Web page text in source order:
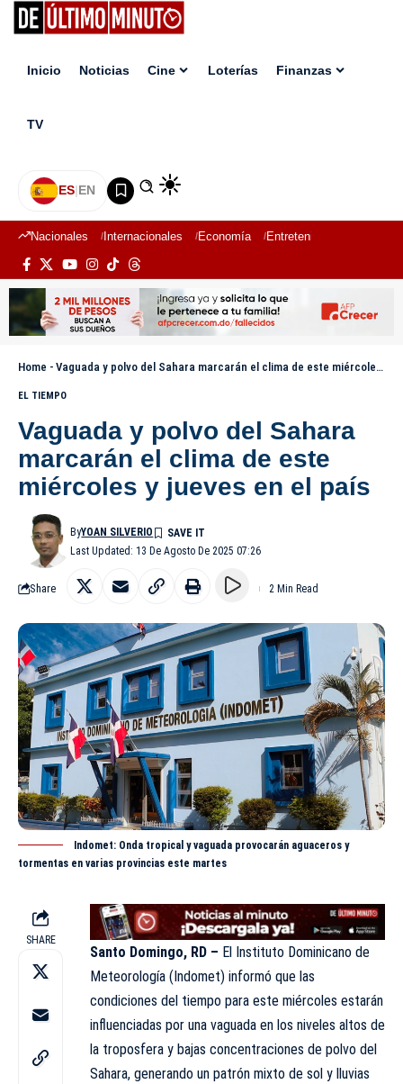
Inicio Noticias Cine Loterías Finanzas
TV
ES|EN
Nacionales Internacionales Economía Entretenimiento
Home - Vaguada y polvo del Sahara marcarán el clima de este miércoles y jueves en el país
EL TIEMPO
Vaguada y polvo del Sahara
marcarán el clima de este
miércoles y jueves en el país
Last Updated: 13 De Agosto De 2025 07:26
ByYOAN SILVERIO
Share 2 Min Read
Indomet: Onda tropical y vaguada provocarán aguaceros y
tormentas en varias provincias este martes
SHARE
Santo Domingo, RD – El Instituto Dominicano de
Meteorología ( Indomet) informó que las
condiciones del tiempo para este miércoles estarán
influenciadas por una vaguada en los niveles altos de
la troposfera y bajas concentraciones de polvo del
Sahara, generando un patrón mixto de sol y lluvias